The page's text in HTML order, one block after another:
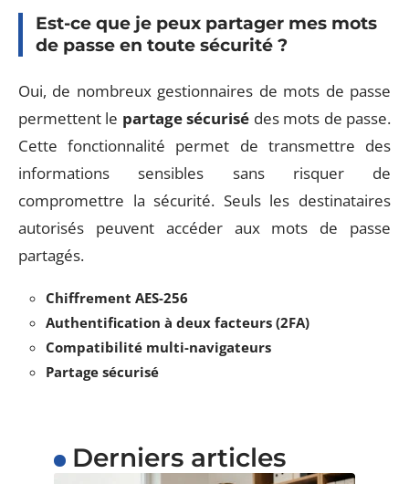
Est-ce que je peux partager mes mots
de passe en toute sécurité ?
Oui, de nombreux gestionnaires de mots de passe
permettent le partage sécurisé des mots de passe.
Cette fonctionnalité permet de transmettre des
informations sensibles sans risquer de
compromettre la sécurité. Seuls les destinataires
autorisés peuvent accéder aux mots de passe
partagés.
Chiffrement AES-256
Authentification à deux facteurs (2FA)
Compatibilité multi-navigateurs
Partage sécurisé
Derniers articles